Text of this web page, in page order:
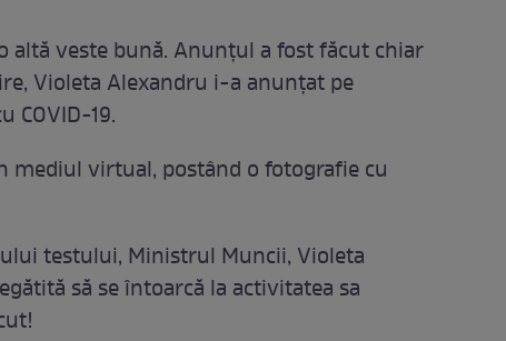
altă veste bună. Anunțul a fost făcut chiar
Violeta Alexandru i-a anunțat pe
COVID-19.
mediul virtual, postând o fotografie cu
testului, Ministrul Muncii, Violeta
să se întoarcă la activitatea sa